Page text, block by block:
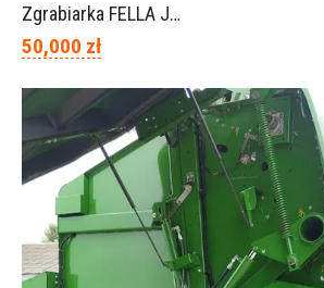
Zgrabiarka FELLA JURA 1402
50,000 zł